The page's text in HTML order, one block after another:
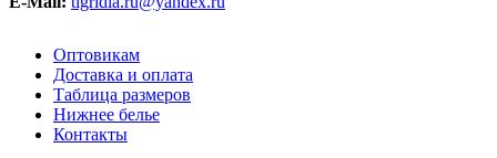
Оптовикам
Доставка и оплата
Таблица размеров
Нижнее белье
Контакты